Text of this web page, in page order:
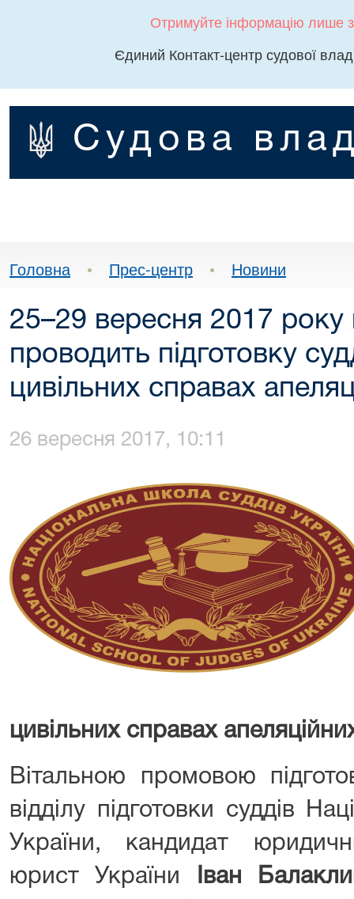
Отримуйте інформацію лише
Єдиний Контакт-центр судової
Судова
Головна • Прес-центр • Новини
25–29 вересня 2017
проводить підготовку
цивільних справах
26 вересня 2017, 10:11
цивільних справах
Вітальною промовою
відділу підготовки суддів
України, кандидат
юрист України
Іван